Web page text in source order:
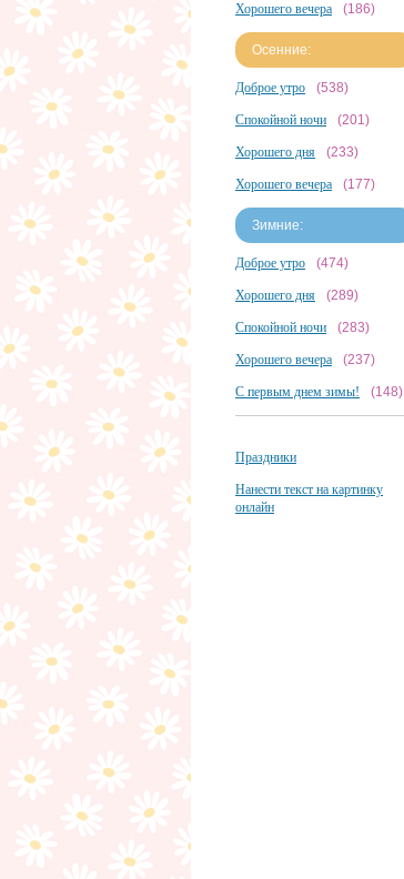
Хорошего вечера (186)
Осенние:
Доброе утро (538)
Спокойной ночи (201)
Хорошего дня (233)
Хорошего вечера (177)
Зимние:
Доброе утро (474)
Хорошего дня (289)
Спокойной ночи (283)
Хорошего вечера (237)
С первым днем зимы! (148)
Праздники
Нанести текст на картинку
онлайн